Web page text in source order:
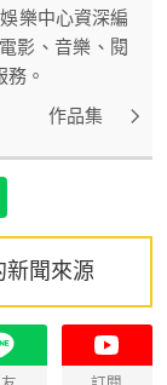
樂中心資深編
影、音樂、閱
。
作品集
新聞來源